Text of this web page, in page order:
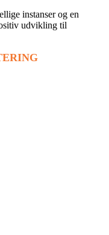
instanser og en
udvikling til